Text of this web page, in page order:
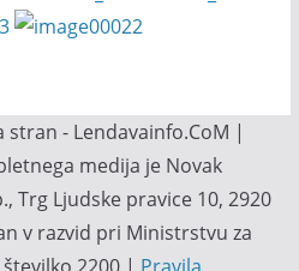
- Lendavainfo.CoM |
medija je Novak
Trg Ljudske pravice 10, 2920
v razvid pri Ministrstvu za